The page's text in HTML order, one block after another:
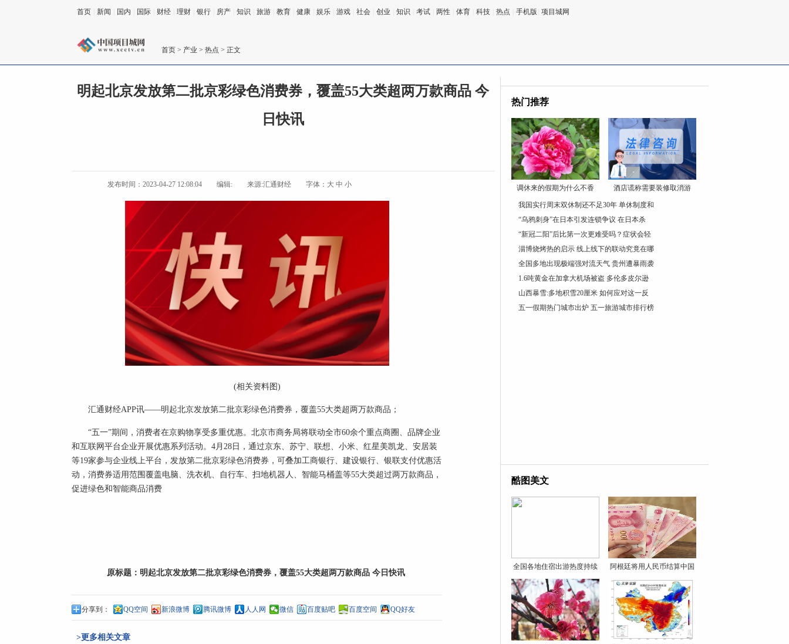
首页 新闻 国内 国际 财经 理财 银行 房产 知识 旅游 教育 健康 娱乐 游戏 社会 创业 知识 考试 两性 体育 科技 热点 手机版 项目城网
首页 > 产业 > 热点 > 正文
明起北京发放第二批京彩绿色消费券，覆盖55大类超两万款商品 今
日快讯
发布时间：2023-04-27 12:08:04 编辑: 来源:汇通财经 字体： 大 中 小
(相关资料图)
汇通财经APP讯——明起北京发放第二批京彩绿色消费券，覆盖55大类超两万款商品；
“五一”期间，消费者在京购物享受多重优惠。北京市商务局将联动全市60余个重点商圈、品牌企业
和互联网平台企业开展优惠系列活动。4月28日，通过京东、苏宁、联想、小米、红星美凯龙、安居装
等19家参与企业线上平台，发放第二批京彩绿色消费券，可叠加工商银行、建设银行、银联支付优惠活
动，消费券适用范围覆盖电脑、洗衣机、自行车、扫地机器人、智能马桶盖等55大类超过两万款商品，
促进绿色和智能商品消费
原标题： 明起北京发放第二批京彩绿色消费券，覆盖55大类超两万款商品 今日快讯
分享到： QQ空间 新浪微博 腾讯微博 人人网 微信 百度贴吧 百度空间 QQ好友
>更多相关文章
热门推荐
调休来的假期为什么不香 酒店谎称需要装修取消游
我国实行周末双休制还不足30年 单休制度和
“乌鸦刺身”在日本引发连锁争议 在日本杀
“新冠二阳”后比第一次更难受吗？症状会轻
淄博烧烤热的启示 线上线下的联动究竟在哪
全国多地出现极端强对流天气 贵州遭暴雨袭
1.6吨黄金在加拿大机场被盗 多伦多皮尔逊
山西暴雪:多地积雪20厘米 如何应对这一反
五一假期热门城市出炉 五一旅游城市排行榜
酷图美文
全国各地住宿出游热度持续
攀
阿根廷将用人民币结算中国